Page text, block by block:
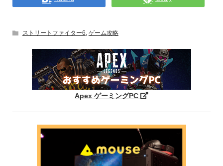
ストリートファイター6, ゲーム攻略
Apex ゲーミングPC